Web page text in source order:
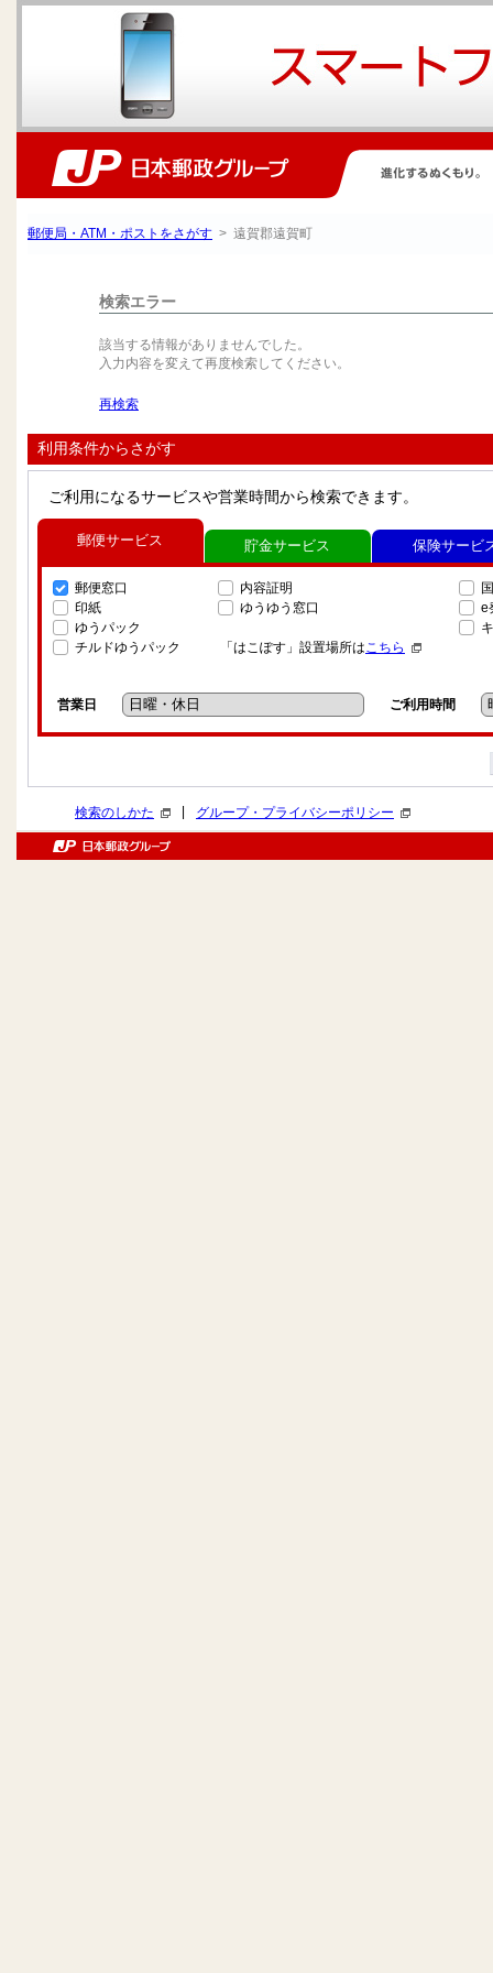
郵便局・ATM・ポストをさがす > 遠賀郡遠賀町
検索エラー
該当する情報がありませんでした。
入力内容を変えて再度検索してください。
再検索
利用条件からさがす
ご利用になるサービスや営業時間から検索できます。
郵便サービス
郵便窓口
印紙
ゆうパック
チルドゆうパック
内容証明
ゆうゆう窓口
「はこぽす」設置場所はこちら
e
営業日 ご利用時間
貯金サービス 保険サービ
検索のしかた グループ・プライバシーポリシー